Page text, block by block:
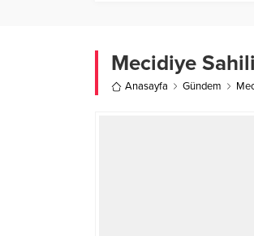
Mecidiye
Anasayfa Gündem